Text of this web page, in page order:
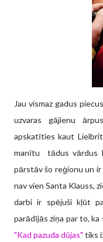
Jau vismaz gadus
uzvaras gājienu
apskatīties kaut
manītu tādus vārdus
pārstāv šo reģionu un ir
nav vien Santa Klauss,
darbi ir spējuši kļūt
parādījās ziņa par to,
"Kad pazuda dūjas" tiks